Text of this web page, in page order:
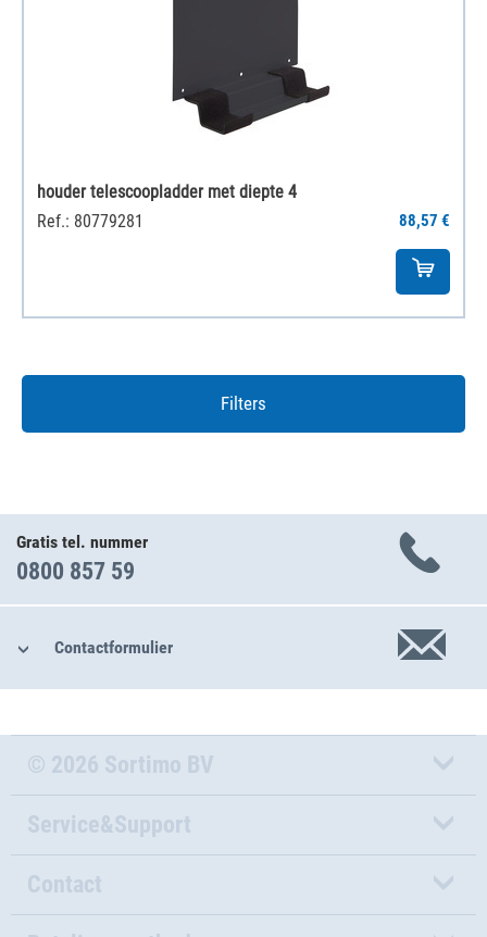
houder telescoopladder met diepte 4
Ref.: 80779281
88,57 €
Filters
Gratis tel. nummer
0800 857 59
Contactformulier
© 2026 Sortimo BV
Service&Support
Contact